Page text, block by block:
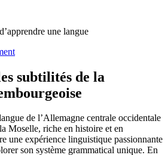
une langue
subtilités de la
de l’Allemagne centrale occidentale
Moselle, riche en histoire et en
une expérience linguistique passionnante
son système grammatical unique. En